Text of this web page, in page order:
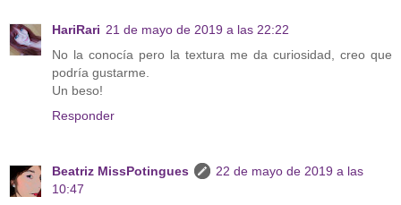
HariRari 21 de mayo de 2019 a las 22:22
No la conocía pero la textura me da curiosidad, creo que
podría gustarme.
Un beso!
Responder
Beatriz MissPotingues
22 de mayo de 2019 a las
10:47